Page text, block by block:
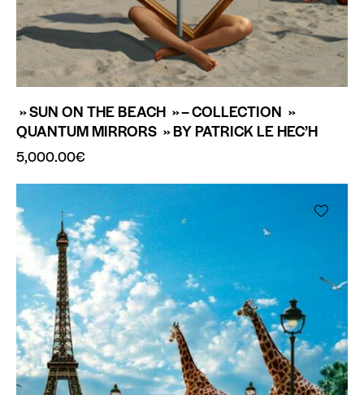
» SUN ON THE BEACH » – COLLECTION »
QUANTUM MIRRORS » BY PATRICK LE HEC’H
5,000.00€